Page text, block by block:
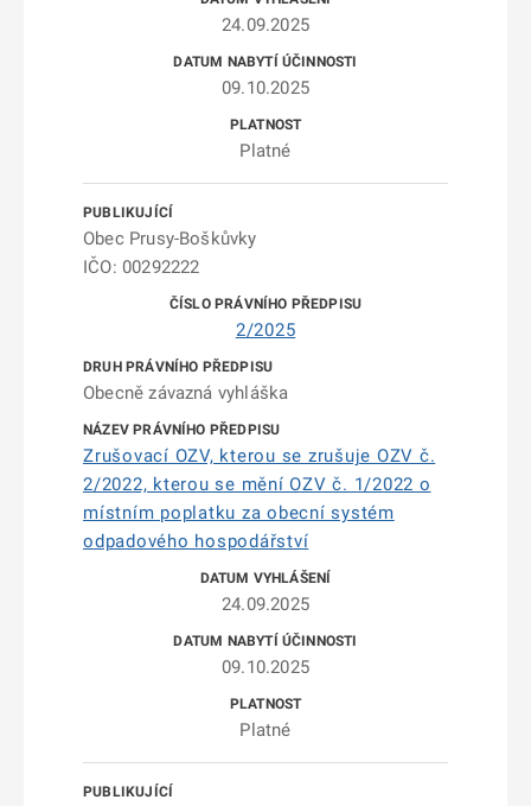
24.09.2025
09.10.2025
Platné
Obec Prusy-Boškůvky
IČO: 00292222
2/2025
Obecně závazná vyhláška
Zrušovací OZV, kterou se zrušuje OZV č.
2/2022, kterou se mění OZV č. 1/2022 o
místním poplatku za obecní systém
odpadového hospodářství
24.09.2025
09.10.2025
Platné